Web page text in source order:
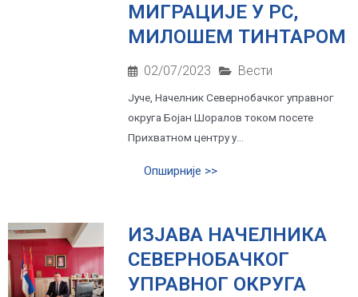
МИГРАЦИЈЕ У РС,
МИЛОШЕМ ТИНТАРОМ
02/07/2023 Вести
Јуче, Начелник Севернобачког управног
округа Бојан Шоралов током посете
Прихватном центру у...
Опширније >>
ИЗЈАВА НАЧЕЛНИКА
СЕВЕРНОБАЧКОГ
УПРАВНОГ ОКРУГА